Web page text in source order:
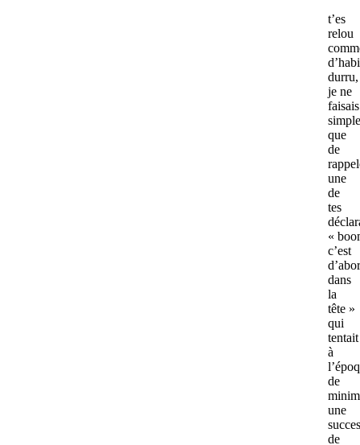
t’es
relou
durru,
je ne
faisais
que
de
une
de
tes
«
c’est
dans
la
tête »
qui
tentait
à
de
une
de